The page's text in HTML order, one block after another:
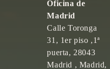
Oficina de
Madrid
Calle Toronga
31, 1er piso ,1ª
puerta, 28043
Madrid , Madrid,